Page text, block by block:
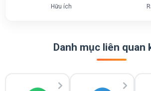
Hữu ích
Danh mục liên quan